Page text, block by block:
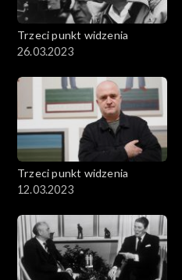
Trzeci punkt widzenia
26.03.2023
Trzeci punkt widzenia
12.03.2023